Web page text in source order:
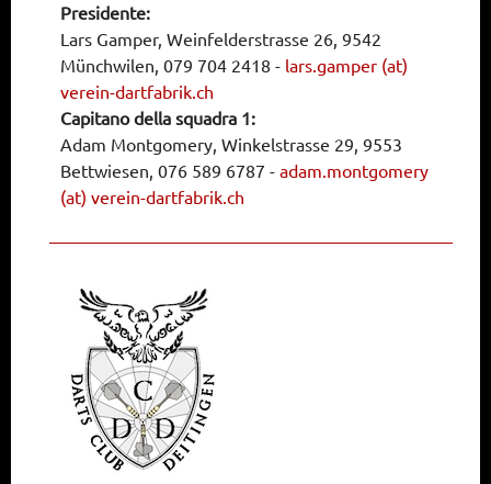
Presidente:
Lars Gamper, Weinfelderstrasse 26, 9542
Münchwilen, 079 704 2418 - lars.gamper (at)
verein-dartfabrik.ch
Capitano della squadra 1:
Adam Montgomery, Winkelstrasse 29, 9553
Bettwiesen, 076 589 6787 - adam.montgomery
(at) verein-dartfabrik.ch